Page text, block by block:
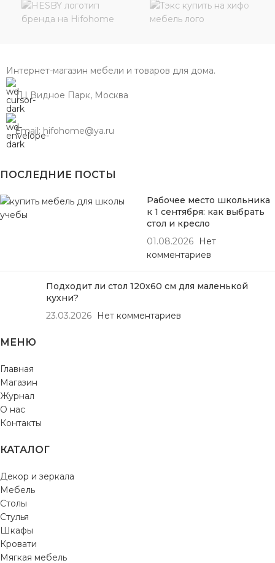
Интернет-магазин мебели и товаров для дома.
ТЦ Видное Парк, Москва
Email: hifohome@ya.ru
ПОСЛЕДНИЕ ПОСТЫ
Рабочее место школьника
к 1 сентября: как выбрать
стол и кресло
01.08.2026
Нет
комментариев
Подходит ли стол 120х60 см для маленькой
кухни?
23.03.2026
Нет комментариев
МЕНЮ
Главная
Магазин
Журнал
О нас
Контакты
КАТАЛОГ
Декор и зеркала
Мебель
Столы
Стулья
Шкафы
Кровати
Мягкая мебель